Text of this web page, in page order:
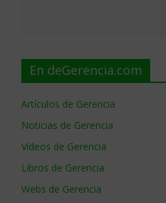
En deGerencia.com
Artículos de Gerencia
Noticias de Gerencia
Videos de Gerencia
Libros de Gerencia
Webs de Gerencia